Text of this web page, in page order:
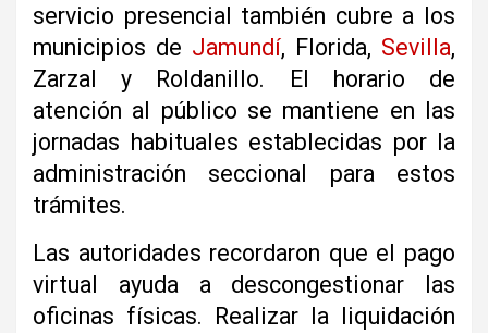
servicio presencial también cubre a los
municipios de Jamundí, Florida, Sevilla,
Zarzal y Roldanillo. El horario de
atención al público se mantiene en las
jornadas habituales establecidas por la
administración seccional para estos
trámites.
Las autoridades recordaron que el pago
virtual ayuda a descongestionar las
oficinas físicas. Realizar la liquidación